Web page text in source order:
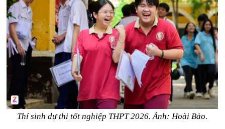
Thí sinh dự thi tốt nghiệp THPT 2026. Ảnh: Hoài Bảo.